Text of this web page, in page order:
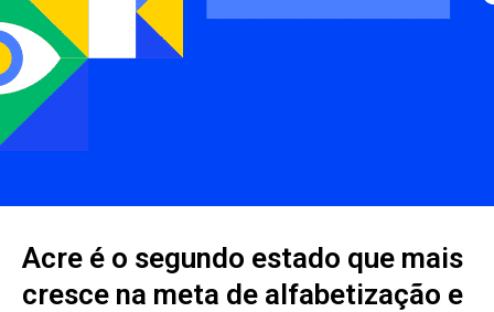
Acre é o segundo estado que mais
cresce na meta de alfabetização e